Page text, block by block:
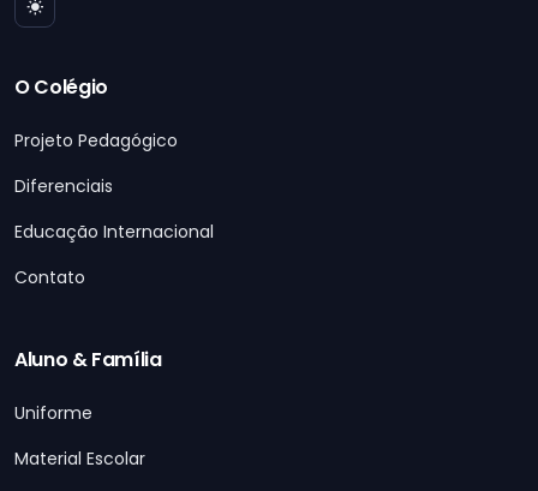
O Colégio
Projeto Pedagógico
Diferenciais
Educação Internacional
Contato
Aluno & Família
Uniforme
Material Escolar